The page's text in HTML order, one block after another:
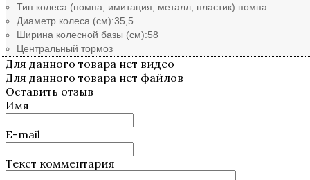
Тип колеса (помпа, имитация, металл, пластик):помпа
Диаметр колеса (см):35,5
Ширина колесной базы (см):58
Центральный тормоз
Для данного товара нет видео
Для данного товара нет файлов
Оставить отзыв
Имя
E-mail
Текст комментария